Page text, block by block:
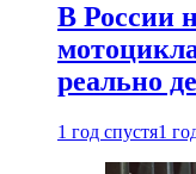
В России
реально
1 год спустя1